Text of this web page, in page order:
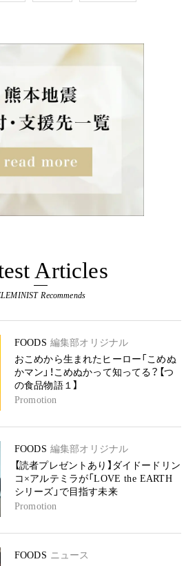
Articles
Recommends
FOODS 編集部オリジナル
おこめから生まれたヒーロー「こめぬ
かマン」！こめぬかって知ってる？【つ
の食品物語１】
Promotion
FOODS 編集部オリジナル
【読者プレゼントあり】ダイドードリン
コ×アルテミラが「LOVE the EARTH
シリーズ」で目指す未来
Promotion
FOODS ニュース